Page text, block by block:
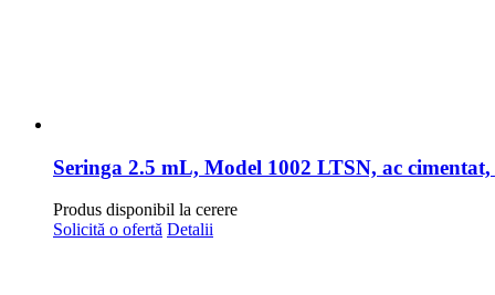
Seringa 2.5 mL, Model 1002 LTSN, ac
Produs disponibil la cerere
Solicită o ofertă Detalii